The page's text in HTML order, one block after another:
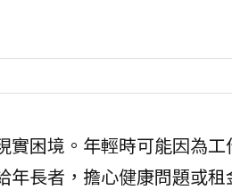
困境。年輕時可能因為
長者，擔心健康問題或